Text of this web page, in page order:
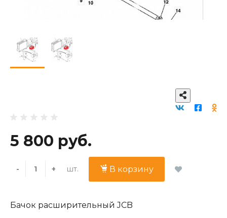
5 800 руб.
- + шт. В корзину
Бачок расширительный JCB